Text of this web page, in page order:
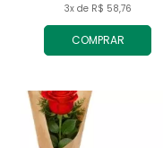
COMPRAR
3x de R$ 58,76